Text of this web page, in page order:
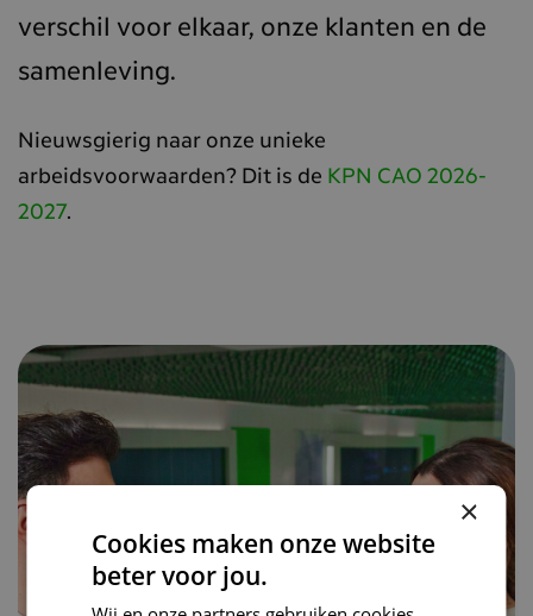
verschil voor elkaar, onze klanten en de
samenleving.
Nieuwsgierig naar onze unieke
arbeidsvoorwaarden? Dit is de KPN CAO 2026-
2027.
×
Cookies maken onze website
beter voor jou.